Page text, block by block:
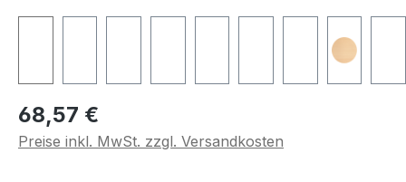
Regulärer Preis:
68,57 €
Preise inkl. MwSt. zzgl. Versandkosten